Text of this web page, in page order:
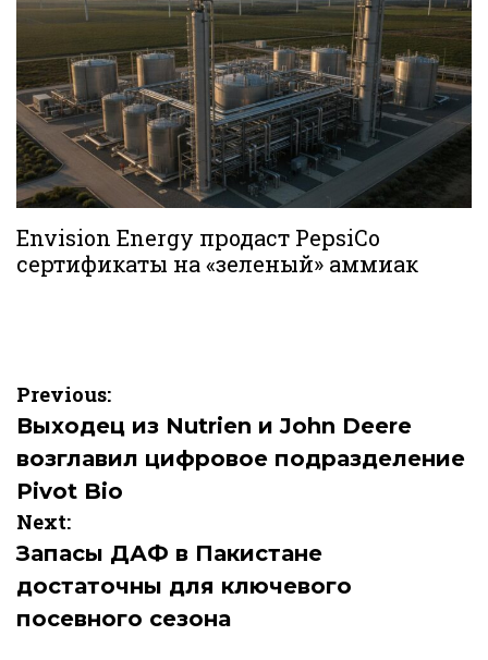
Envision Energy продаст PepsiCo
сертификаты на «зеленый» аммиак
Навигация
по
записям
Previous:
Выходец из Nutrien и John Deere
возглавил цифровое подразделение
Pivot Bio
Next:
Запасы ДАФ в Пакистане
достаточны для ключевого
посевного сезона